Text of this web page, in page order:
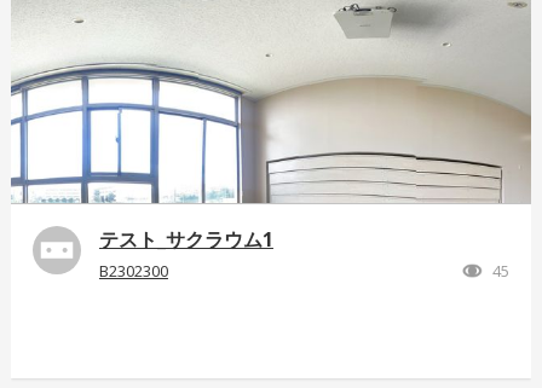
テスト_サクラウム1
B2302300 45